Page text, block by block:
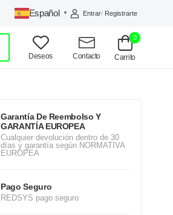
Español ▼ Entrar/ Registrarte
Deseos
Contacto
0
Carrito
Garantía De Reembolso Y
GARANTÍA EUROPEA
Cualquier devolución dentro de 30
días y garantía según NORMATIVA
EUROPEA
Pago Seguro
REDSYS pago seguro